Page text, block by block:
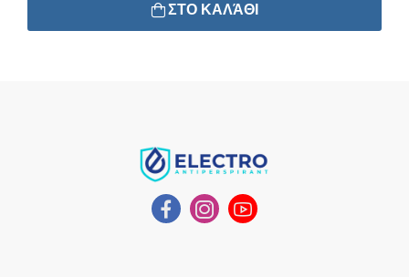
ΣΤΟ ΚΑΛΆΘΙ